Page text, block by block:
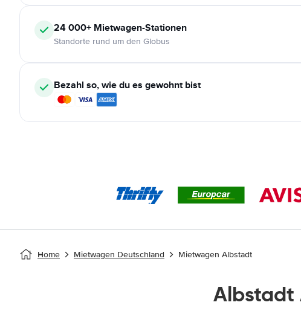
24 000+ Mietwagen-Stationen
Standorte rund um den Globus
Bezahl so, wie du es gewohnt bist
Home Mietwagen Deutschland Mietwagen Albstadt
Albstadt